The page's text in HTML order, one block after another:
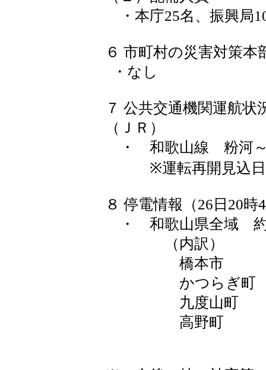
・本庁25名、振興局
６ 市町村の災害対策本
・なし
７ 公共交通機関運航状
（ＪＲ）
・ 和歌山線 粉河～
※運転再開見込日時
８ 停電情報（26日20時
・ 和歌山県全域 約
（内訳）
橋本市 約
かつらぎ町
九度山町 約
高野町 約